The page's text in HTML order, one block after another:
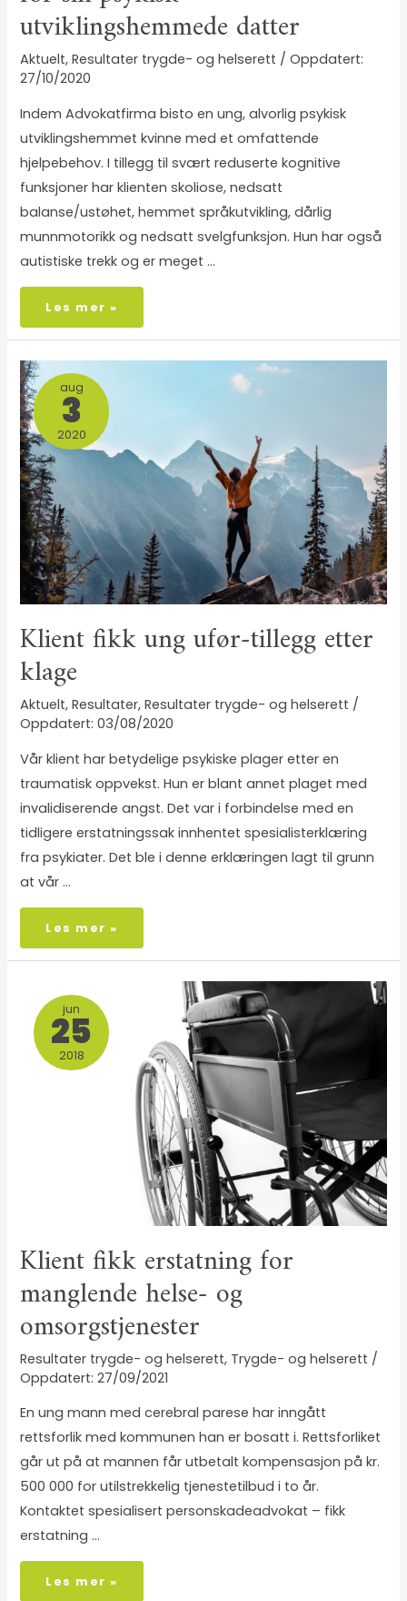
utviklingshemmede datter
Aktuelt, Resultater trygde- og helserett /
27/10/2020
Indem Advokatfirma bisto en ung, alvorlig psykisk
utviklingshemmet kvinne med et omfattende
hjelpebehov. I tillegg til svært reduserte kognitive
funksjoner har klienten skoliose, nedsatt
balanse/ustøhet, hemmet språkutvikling, dårlig
munnmotorikk og nedsatt svelgfunksjon. Hun har også
autistiske trekk og er meget …
Les mer »
aug
3
2020
Klient fikk ung ufør-tillegg etter
klage
Aktuelt, Resultater, Resultater trygde- og helserett /
03/08/2020
Vår klient har betydelige psykiske plager etter en
traumatisk oppvekst. Hun er blant annet plaget med
invalidiserende angst. Det var i forbindelse med en
tidligere erstatningssak innhentet spesialisterklæring
fra psykiater. Det ble i denne erklæringen lagt til grunn
at vår …
Les mer »
jun
25
2018
Klient fikk erstatning for
manglende helse- og
omsorgstjenester
Resultater trygde- og helserett, Trygde- og helserett /
27/09/2021
En ung mann med cerebral parese har inngått
rettsforlik med kommunen han er bosatt i. Rettsforliket
går ut på at mannen får utbetalt kompensasjon på kr.
500 000 for utilstrekkelig tjenestetilbud i to år.
Kontaktet spesialisert personskadeadvokat – fikk
erstatning …
Les mer »